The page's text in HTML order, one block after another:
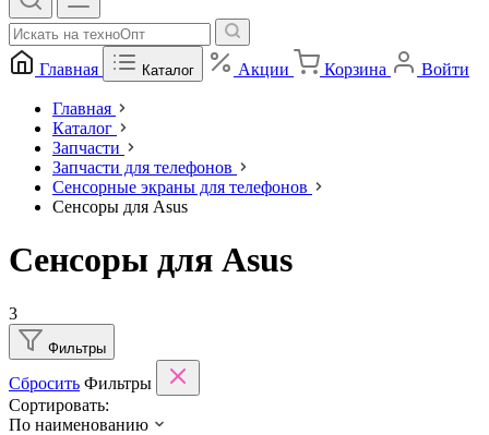
Главная Каталог Акции Корзина Войти
Главная
Каталог
Запчасти
Запчасти для телефонов
Сенсорные экраны для телефонов
Сенсоры для Asus
Сенсоры для Asus
3
Фильтры
Сбросить Фильтры
Сортировать:
По наименованию